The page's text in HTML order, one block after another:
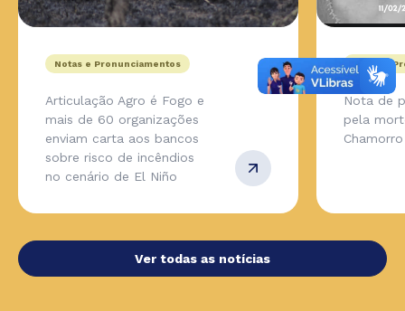
Notas e Pronunciamentos
Articulação Agro é Fogo e
mais de 60 organizações
enviam carta aos bancos
sobre risco de incêndios
no cenário de El Niño
Notas e
Nota de
pela
Chamorro
Ver todas as notícias